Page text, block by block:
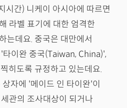
시간) 니케이 아시아에 따르면
라벨 표기에 대한 엄격한
는데요. 중국은 대만에서
이완 중국(Taiwan, China)',
히도록 규정하고 있는데요.
자에 '메이드 인 타이완'이
관의 조사대상이 되거나